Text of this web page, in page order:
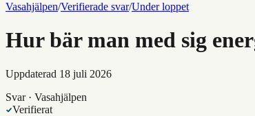
Vasahjälpen/Verifierade svar/Under loppet
Hur bär man med sig
Uppdaterad 18 juli 2026
Svar · Vasahjälpen
Verifierat